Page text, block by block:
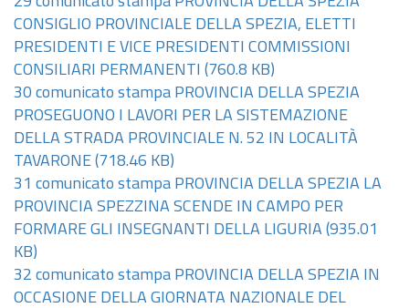
CONSIGLIO PROVINCIALE DELLA SPEZIA, ELETTI
PRESIDENTI E VICE PRESIDENTI COMMISSIONI
CONSILIARI PERMANENTI (760.8 KB)
30 comunicato stampa PROVINCIA DELLA SPEZIA
PROSEGUONO I LAVORI PER LA SISTEMAZIONE
DELLA STRADA PROVINCIALE N. 52 IN LOCALITÀ
TAVARONE (718.46 KB)
31 comunicato stampa PROVINCIA DELLA SPEZIA LA
PROVINCIA SPEZZINA SCENDE IN CAMPO PER
FORMARE GLI INSEGNANTI DELLA LIGURIA (935.01
KB)
32 comunicato stampa PROVINCIA DELLA SPEZIA IN
OCCASIONE DELLA GIORNATA NAZIONALE DEL